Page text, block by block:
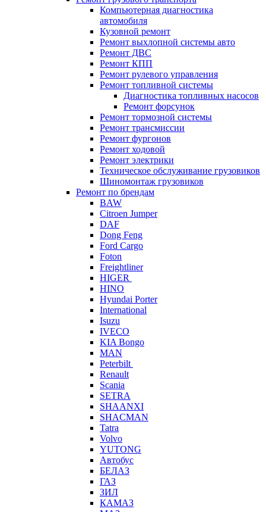
Компьютерная диагностика
автомобиля
Кузовной ремонт
Ремонт выхлопной системы авто
Ремонт ДВС
Ремонт КПП
Ремонт рулевого управления
Ремонт топливной системы
Диагностика топливных насосов
Ремонт форсунок
Ремонт тормозной системы
Ремонт трансмиссии
Ремонт фургонов
Ремонт ходовой
Ремонт электрики
Техническое обслуживание грузовиков
Шиномонтаж грузовиков
Ремонт по брендам
BAW
Citroen Jumper
DAF
Dong Feng
Ford Cargo
Foton
Freightliner
HIGER
HINO
Hyundai Porter
International
Isuzu
IVECO
KIA Bongo
MAN
Peterbilt
Renault
Scania
SETRA
SHAANXI
SHACMAN
Tatra
Volvo
YUTONG
Автобус
БЕЛАЗ
ГАЗ
ЗИЛ
КАМАЗ